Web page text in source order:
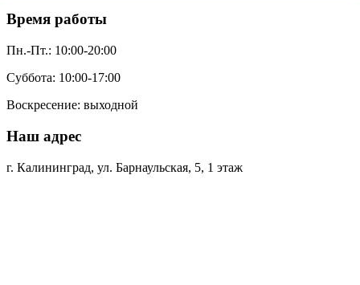
Время работы
Пн.-Пт.: 10:00-20:00
Суббота: 10:00-17:00
Воскресение: выходной
Наш адрес
г. Калининград, ул. Барнаульская, 5, 1 этаж